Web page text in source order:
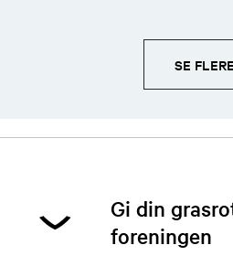
SE FLERE
Gi din
foreningen